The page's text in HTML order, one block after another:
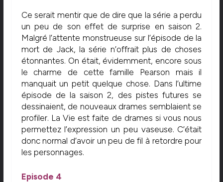
Ce serait mentir que de dire que la série a perdu
un peu de son effet de surprise en saison 2.
Malgré l’attente monstrueuse sur l’épisode de la
mort de Jack, la série n’offrait plus de choses
étonnantes. On était, évidemment, encore sous
le charme de cette famille Pearson mais il
manquait un petit quelque chose. Dans l’ultime
épisode de la saison 2, des pistes futures se
dessinaient, de nouveaux drames semblaient se
profiler. La Vie est faite de drames si vous nous
permettez l’expression un peu vaseuse. C’était
donc normal d’avoir un peu de fil à retordre pour
les personnages.
Episode 4